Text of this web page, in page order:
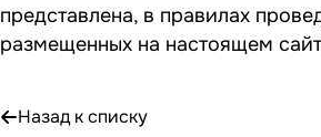
представлена, в правилах
размещенных на настоящем
Назад к списку